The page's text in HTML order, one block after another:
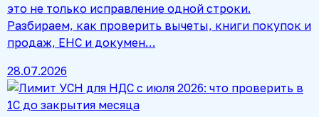
это не только исправление одной строки.
Разбираем, как проверить вычеты, книги покупок и
продаж, ЕНС и докумен…
28.07.2026